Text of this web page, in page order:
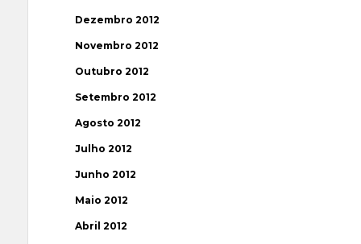
Dezembro 2012
Novembro 2012
Outubro 2012
Setembro 2012
Agosto 2012
Julho 2012
Junho 2012
Maio 2012
Abril 2012